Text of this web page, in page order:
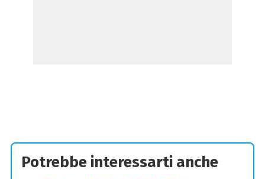
Potrebbe interessarti anche